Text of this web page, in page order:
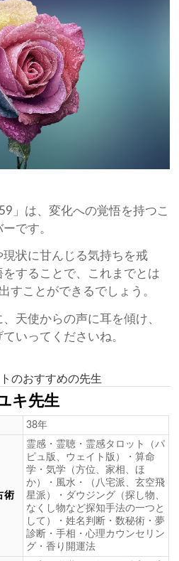
」は、変化への覚悟を持つこ
です。
状に甘んじる気持ちを戒
することで、これまでとは
すことができるでしょう。
天使からの声に耳を傾け、
いってくださいね。
のおすすめの先生
キ先生
38年
術
霊感・霊聴・霊感タロット（パ
ピュ版、ウェイト版）・算命
学・気学（方位、家相、ほ
か）・風水・（八宅派、玄空飛
星派）・ダウジング（探し物、
なくし物など探知手法の一つと
して）・姓名判断・数秘術・夢
診断・手相・心理カウンセリン
グ・香り開運法